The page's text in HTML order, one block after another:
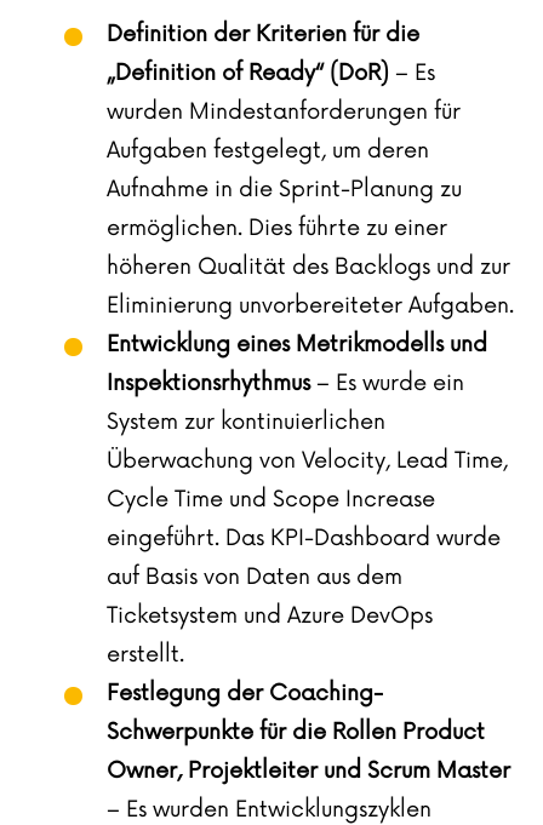
Definition der Kriterien für die
„Definition of Ready“ (DoR) – Es
wurden Mindestanforderungen für
Aufgaben festgelegt, um deren
Aufnahme in die Sprint-Planung zu
ermöglichen. Dies führte zu einer
höheren Qualität des Backlogs und zur
Eliminierung unvorbereiteter Aufgaben.
Entwicklung eines Metrikmodells und
Inspektionsrhythmus– Es wurde ein
System zur kontinuierlichen
Überwachung von Velocity, Lead Time,
Cycle Time und Scope Increase
eingeführt. Das KPI-Dashboard wurde
auf Basis von Daten aus dem
Ticketsystem und Azure DevOps
erstellt.
Festlegung der Coaching-
Schwerpunkte für die Rollen Product
Owner, Projektleiter und Scrum Master
– Es wurden Entwicklungszyklen